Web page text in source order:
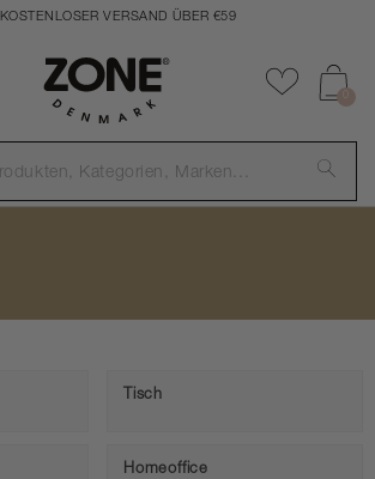
KOSTENLOSER VERSAND ÜBER €59
Zu
Tisch
Homeoffice